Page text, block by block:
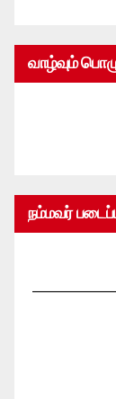
வாழ்வும்
நம்மவர்